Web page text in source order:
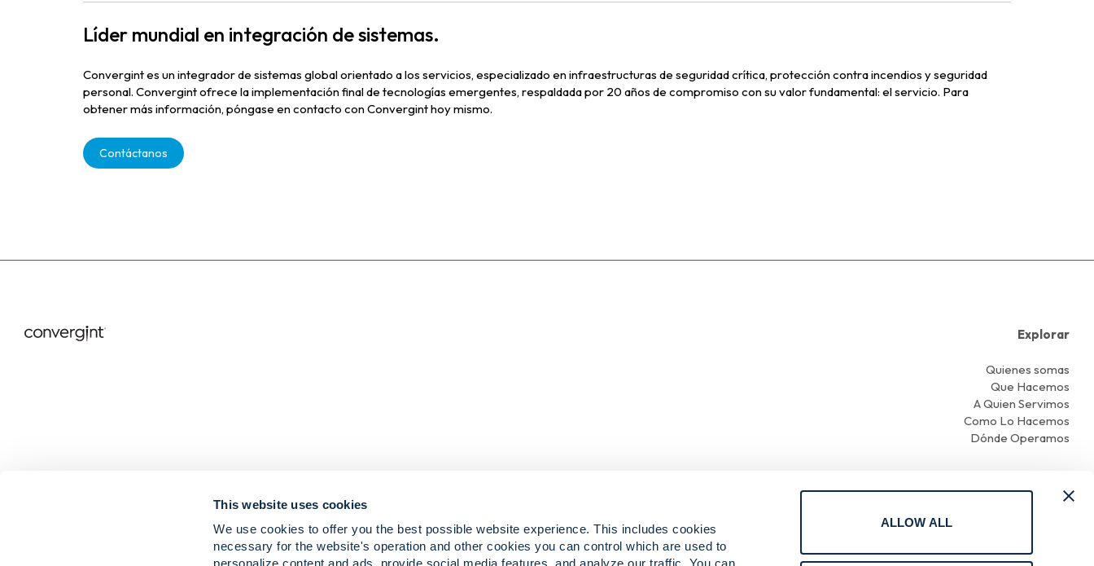
This website uses cookies
We use cookies to offer you the best possible website experience. This includes cookies
necessary for the website's operation and other cookies you can control which are used to
ALLOW ALL
Líder mundial en integración de sistemas.
Convergint es un integrador de sistemas global orientado a los servicios, especializado en infraestructuras de seguridad crítica, protección contra incendios y seguridad
personal. Convergint ofrece la implementación final de tecnologías emergentes, respaldada por 20 años de compromiso con su valor fundamental: el servicio. Para
obtener más información, póngase en contacto con Convergint hoy mismo.
Contáctanos
Explorar
Quienes somas
Que Hacemos
A Quien Servimos
Como Lo Hacemos
Dónde Operamos
Noticias y perspectivas
Portal del cliente iCare
Condiciones de uso